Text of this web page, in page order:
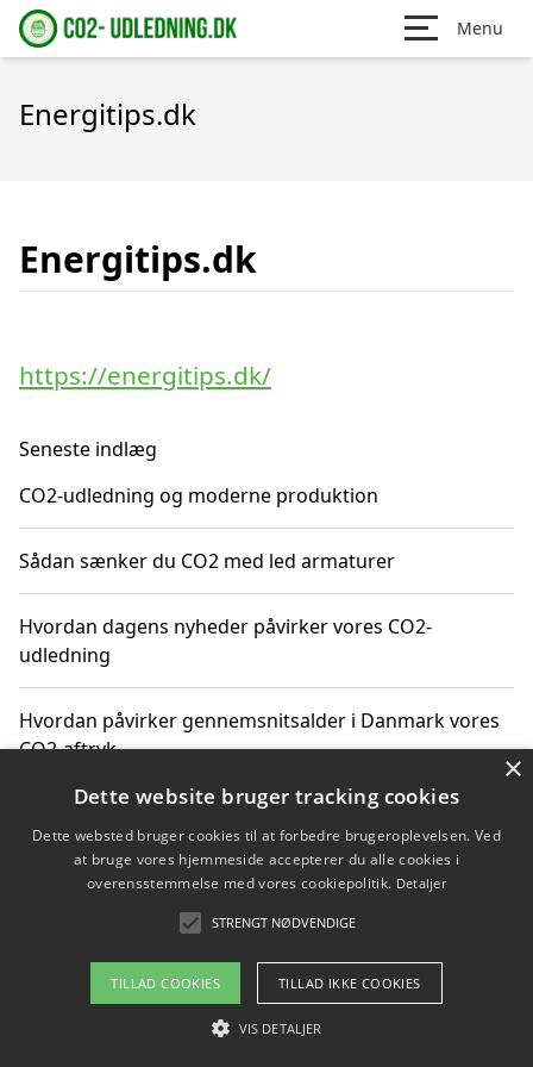
Menu
Energitips.dk
Energitips.dk
https://energitips.dk/
Seneste indlæg
CO2-udledning og moderne produktion
Sådan sænker du CO2 med led armaturer
Hvordan dagens nyheder påvirker vores CO2-
udledning
Hvordan påvirker gennemsnitsalder i Danmark vores
CO2-aftryk
Hvordan nyheder om CO2-udledning påvirker vores
hverdag
Om / kontakt
Blog Betingelser
×
Dette website bruger tracking cookies
Dette websted bruger cookies til at forbedre brugeroplevelsen. Ved
at bruge vores hjemmeside accepterer du alle cookies i
overensstemmelse med vores cookiepolitik. Detaljer
STRENGT NØDVENDIGE
TILLAD COOKIES TILLAD IKKE COOKIES
VIS DETALJER